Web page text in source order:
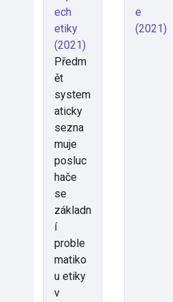
ech
etiky
(2021)
Předm
ět
system
aticky
sezna
muje
posluc
hače
se
základn
í
proble
matiko
u etiky
v
e
(2021)